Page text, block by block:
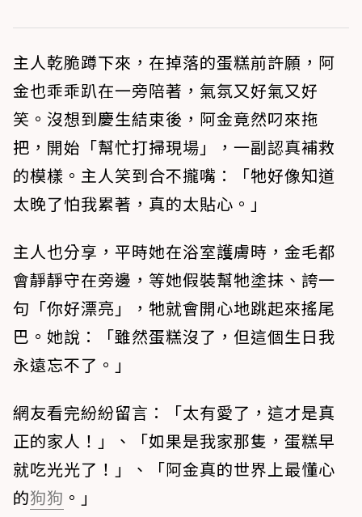
主人乾脆蹲下來，在掉落的蛋糕前許願，阿
金也乖乖趴在一旁陪著，氣氛又好氣又好
笑。沒想到慶生結束後，阿金竟然叼來拖
把，開始「幫忙打掃現場」，一副認真補救
的模樣。主人笑到合不攏嘴：「牠好像知道
太晚了怕我累著，真的太貼心。」
主人也分享，平時她在浴室護膚時，金毛都
會靜靜守在旁邊，等她假裝幫牠塗抹、誇一
句「你好漂亮」，牠就會開心地跳起來搖尾
巴。她說：「雖然蛋糕沒了，但這個生日我
永遠忘不了。」
網友看完紛紛留言：「太有愛了，這才是真
正的家人！」、「如果是我家那隻，蛋糕早
就吃光光了！」、「阿金真的世界上最懂心
的狗狗 。」